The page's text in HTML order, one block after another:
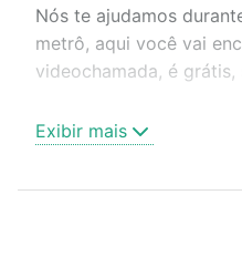
Nós te ajudamos
metrô, aqui você vai
videochamada, é
ou sem vaga de
Imóveis à venda em
Qual o preço de
Exibir mais